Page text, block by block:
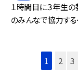
１時間目に３年生
のみんなで協力する
1 2 3